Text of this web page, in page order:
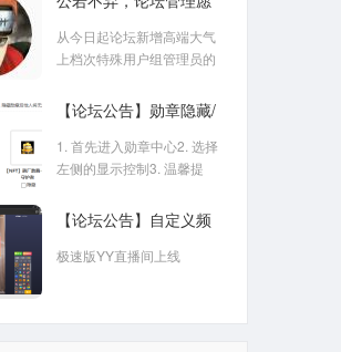
拜为义父
从今日起论坛新增高端大气
上档次特殊用户组管理员的
【论坛公告】勋章隐藏/
排序功能上线
1. 首先进入勋章中心2. 选择
左侧的显示控制3. 温馨提
【论坛公告】自定义频
道
极速版YY直播间上线